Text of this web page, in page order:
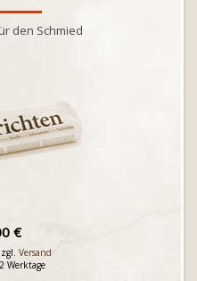
den Schmied
€
Versand
Werktage